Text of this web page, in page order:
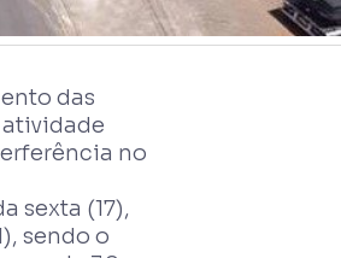
das
no
sexta (17),
sendo o